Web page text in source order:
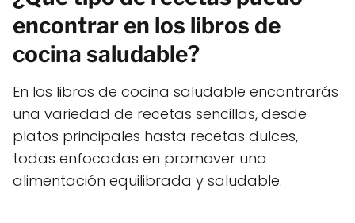
encontrar en los libros de
cocina saludable?
En los libros de cocina saludable encontrarás
una variedad de recetas sencillas, desde
platos principales hasta recetas dulces,
todas enfocadas en promover una
alimentación equilibrada y saludable.